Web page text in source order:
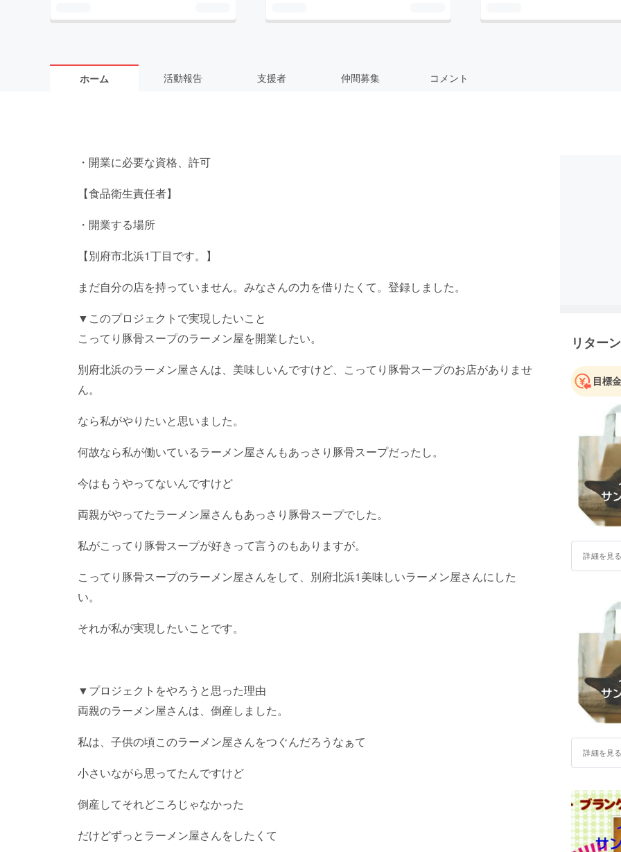
ホーム 活動報告 支援者 仲間募集 コメント
・開業に必要な資格、許可
【食品衛生責任者】
・開業する場所
【別府市北浜1丁目です。】
まだ自分の店を持っていません。みなさんの力を借りたくて。登録しました。
▼このプロジェクトで実現したいこと
こってり豚骨スープのラーメン屋を開業したい。
別府北浜のラーメン屋さんは、美味しいんですけど、こってり豚骨スープのお店がありませ
ん。
なら私がやりたいと思いました。
何故なら私が働いているラーメン屋さんもあっさり豚骨スープだったし。
今はもうやってないんですけど
両親がやってたラーメン屋さんもあっさり豚骨スープでした。
私がこってり豚骨スープが好きって言うのもありますが。
こってり豚骨スープのラーメン屋さんをして、別府北浜1美味しいラーメン屋さんにした
い。
それが私が実現したいことです。
▼プロジェクトをやろうと思った理由
両親のラーメン屋さんは、倒産しました。
私は、子供の頃このラーメン屋さんをつぐんだろうなぁて
小さいながら思ってたんですけど
倒産してそれどころじゃなかった
だけどずっとラーメン屋さんをしたくて
リター
目標
詳細を見
詳細を見